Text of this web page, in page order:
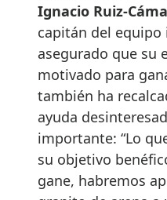
Ignacio Ruiz-
capitán del
asegurado que su
motivado para
también ha
ayuda
importante: “Lo
su objetivo
gane, habremos